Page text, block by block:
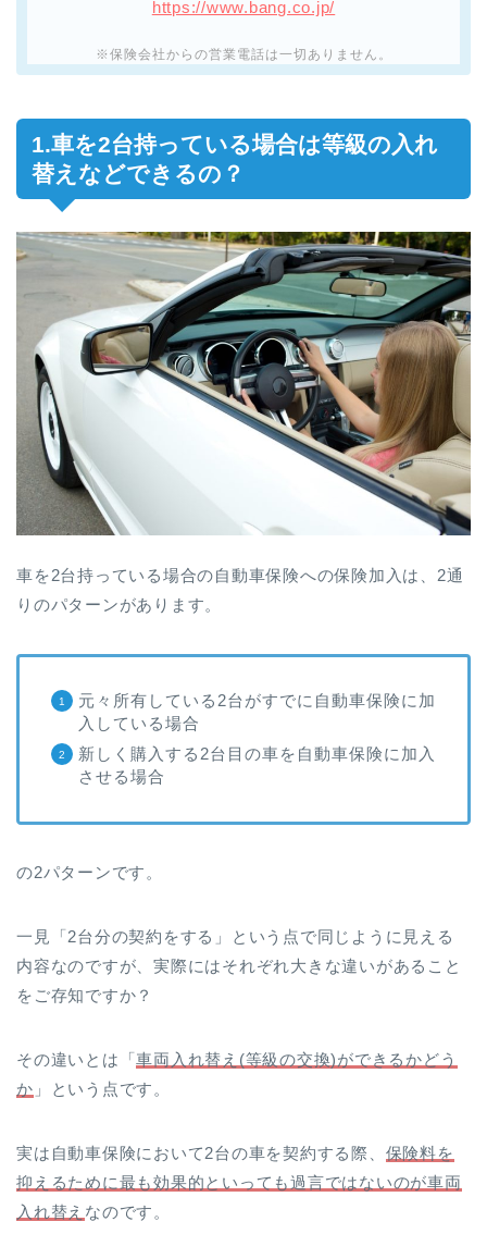
https://www.bang.co.jp/
※保険会社からの営業電話は一切ありません。
1.車を2台持っている場合は等級の入れ
替えなどできるの？
車を2台持っている場合の自動車保険への保険加入は、2通
りのパターンがあります。
元々所有している2台がすでに自動車保険に加
入している場合
新しく購入する2台目の車を自動車保険に加入
させる場合
の2パターンです。
一見「2台分の契約をする」という点で同じように見える
内容なのですが、実際にはそれぞれ大きな違いがあること
をご存知ですか？
その違いとは「車両入れ替え(等級の交換)ができるかどう
か 」という点です。
実は自動車保険において2台の車を契約する際、 保険料を
抑えるために最も効果的といっても過言ではないのが車両
入れ替え なのです。